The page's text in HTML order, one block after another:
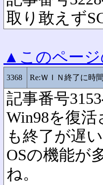
取り敢えず
▲このページ
3368 Re:ＷＩＮ終了に時
記事番号
Win98を復
も終了が遅
OSの機能が
ね。